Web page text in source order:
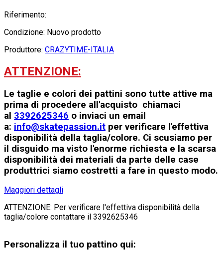
Riferimento:
Condizione: Nuovo prodotto
Produttore: CRAZYTIME-ITALIA
ATTENZIONE:
Le taglie e colori dei pattini sono tutte attive ma
prima di procedere all'acquisto chiamaci
al 3392625346 o inviaci un email
a: info@skatepassion.it per verificare l'effettiva
disponibilità della taglia/colore. Ci scusiamo per
il disguido ma visto l'enorme richiesta e la scarsa
disponibilità dei materiali da parte delle case
produttrici siamo costretti a fare in questo modo.
Maggiori dettagli
ATTENZIONE: Per verificare l'effettiva disponibilità della
taglia/colore contattare il 3392625346
Personalizza il tuo pattino qui: